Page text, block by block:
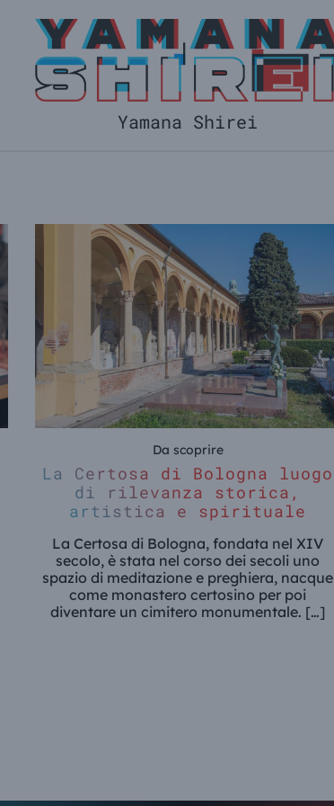
Yamana Shirei
Da scoprire
La Certosa di Bologna luogo
di rilevanza storica,
artistica e spirituale
La Certosa di Bologna, fondata nel XIV
secolo, è stata nel corso dei secoli uno
spazio di meditazione e preghiera, nacque
come monastero certosino per poi
diventare un cimitero monumentale. […]